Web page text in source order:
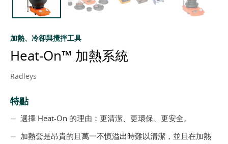
加熱、冷卻與攪拌工具
Heat-On™ 加熱系統
Radleys
特點
選擇 Heat-On 的理由：更清潔、更環保、更安全。
加熱套是昂貴的且萬一不慎溢出時難以清潔，並且在加熱